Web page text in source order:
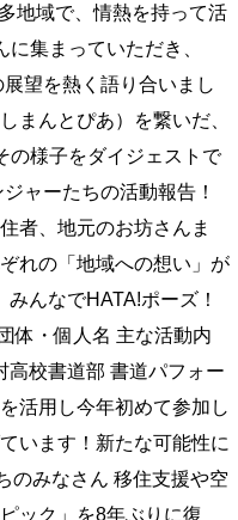
地域で、情熱を持って活
集まっていただき、
望を熱く語り合いまし
まんとぴあ）を繋いだ、
の様子をダイジェストで
ャーたちの活動報告！
者、地元のお坊さんま
れの「地域への想い」が
んなでHATA!ポーズ！
体・個人名 主な活動内
高校書道部 書道パフォー
活用し今年初めて参加し
います！新たな可能性に
のみなさん 移住支援や空
ック」を8年ぶりに復